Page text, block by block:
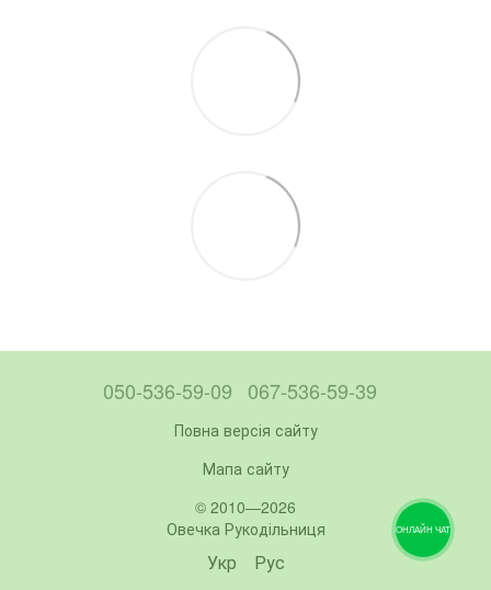
050-536-59-09 067-536-59-39
Повна версія сайту
Мапа сайту
© 2010—2026
Овечка Рукодільниця
Укр Рус
ОНЛАЙН ЧАТ